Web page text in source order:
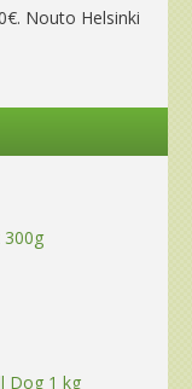
Nouto Helsinki
300g
Dog 1 kg